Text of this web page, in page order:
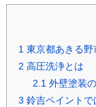
1東京都あきる野
2 高圧洗浄とは
2.1外壁塗装
3 鈴吉ペイントで